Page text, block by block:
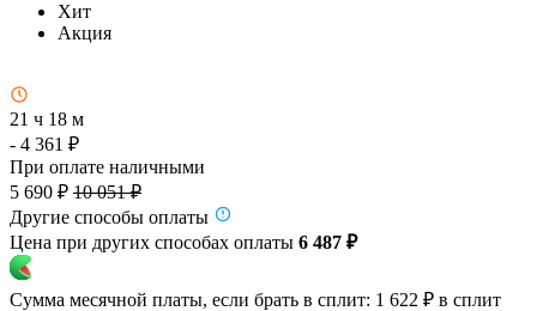
Хит
Акция
21 ч 18 м
- 4 361 ₽
При оплате наличными
5 690 ₽ 10 051 ₽
Другие способы оплаты
Цена при других способах оплаты 6 487 ₽
Сумма месячной платы, если брать в сплит: 1 622 ₽ в сплит